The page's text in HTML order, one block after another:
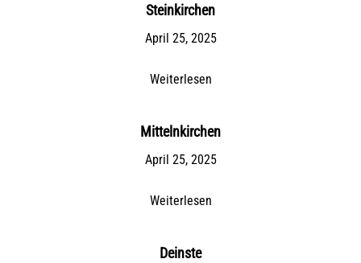
Steinkirchen
April 25, 2025
Weiterlesen
Mittelnkirchen
April 25, 2025
Weiterlesen
Deinste